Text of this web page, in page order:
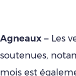
Agneaux – Les
soutenues,
mois est